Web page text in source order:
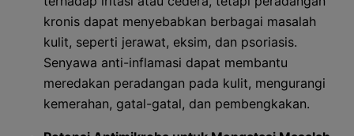
kronis dapat menyebabkan berbagai masalah
kulit, seperti jerawat, eksim, dan psoriasis.
Senyawa anti-inflamasi dapat membantu
meredakan peradangan pada kulit, mengurangi
kemerahan, gatal-gatal, dan pembengkakan.